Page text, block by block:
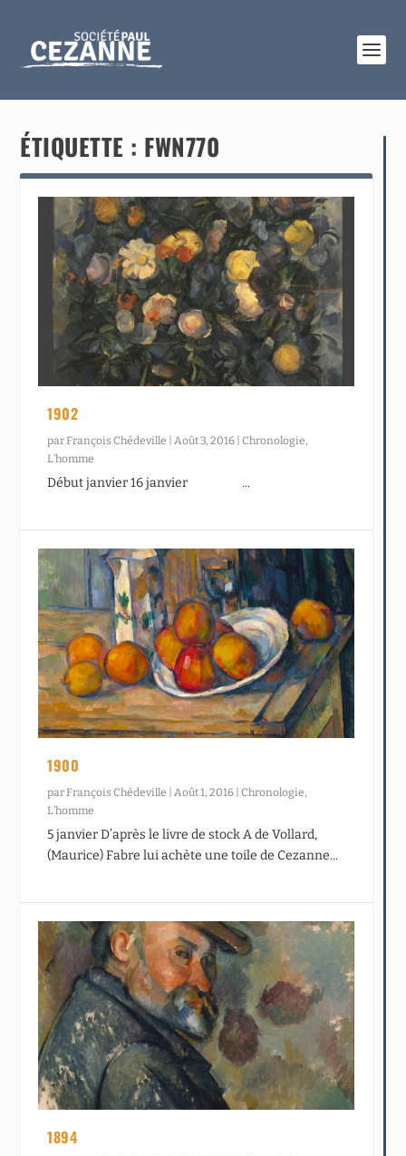
ÉTIQUETTE : FWN770
1902
par François Chédeville Août 3, 2016 |Chronologie
L’homme
Début janvier 16 janvier ...
1900
par François Chédeville Août 1, 2016 |Chronologie
L’homme
5 janvier D’après le livre de stock A de Vollard,
(Maurice) Fabre lui achète une toile de Cezanne...
1894